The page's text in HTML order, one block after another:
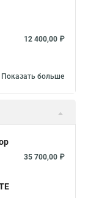
12 400,00 ₽
Показать больше
35 700,00 ₽